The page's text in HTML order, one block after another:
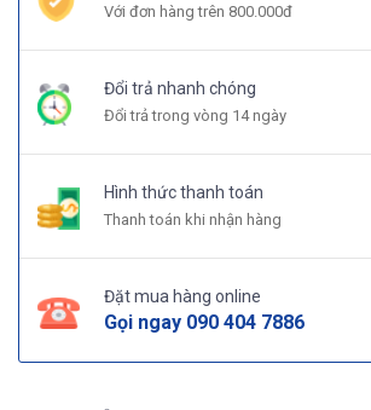
Với đơn hàng trên 800.000đ
Đổi trả nhanh chóng
Đổi trả trong vòng 14 ngày
Hình thức thanh toán
Thanh toán khi nhận hàng
Đặt mua hàng online
Gọi ngay 090 404 7886